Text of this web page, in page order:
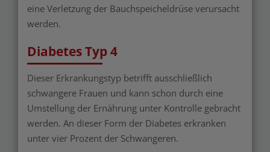
eine Verletzung der Bauchspeicheldrüse verursacht
werden.
Diabetes Typ 4
Dieser Erkrankungstyp betrifft ausschließlich
schwangere Frauen und kann schon durch eine
Umstellung der Ernährung unter Kontrolle gebracht
werden. An dieser Form der Diabetes erkranken
unter vier Prozent der Schwangeren.